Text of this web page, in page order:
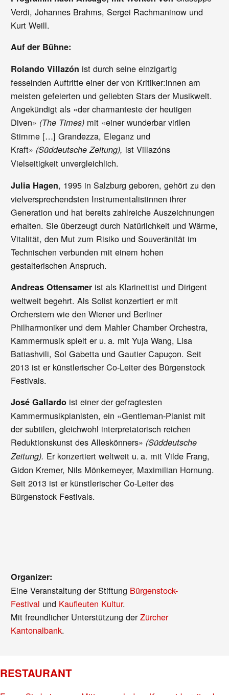
Verdi, Johannes Brahms, Sergei Rachmaninow und
Kurt Weill.
Auf der Bühne:
Rolando Villazón ist durch seine einzigartig
fesselnden Auftritte einer der von Kritiker:innen am
meisten gefeierten und geliebten Stars der Musikwelt.
Angekündigt als «der charmanteste der heutigen
Diven» (The Times) mit «einer wunderbar virilen
Stimme […] Grandezza, Eleganz und
Kraft» (Süddeutsche Zeitung), ist Villazóns
Vielseitigkeit unvergleichlich.
Julia Hagen, 1995 in Salzburg geboren, gehört zu den
vielversprechendsten Instrumentalistinnen ihrer
Generation und hat bereits zahlreiche Auszeichnungen
erhalten. Sie überzeugt durch Natürlichkeit und Wärme,
Vitalität, den Mut zum Risiko und Souveränität im
Technischen verbunden mit einem hohen
gestalterischen Anspruch.
Andreas Ottensamer ist als Klarinettist und Dirigent
weltweit begehrt. Als Solist konzertiert er mit
Orcherstern wie den Wiener und Berliner
Philharmoniker und dem Mahler Chamber Orchestra,
Kammermusik spielt er u. a. mit Yuja Wang, Lisa
Batiashvili, Sol Gabetta und Gautier Capuçon. Seit
2013 ist er künstlerischer Co-Leiter des Bürgenstock
Festivals.
José Gallardo ist einer der gefragtesten
Kammermusikpianisten, ein «Gentleman-Pianist mit
der subtilen, gleichwohl interpretatorisch reichen
Reduktionskunst des Alleskönners» (Süddeutsche
Zeitung). Er konzertiert weltweit u. a. mit Vilde Frang,
Gidon Kremer, Nils Mönkemeyer, Maximilian Hornung.
Seit 2013 ist er künstlerischer Co-Leiter des
Bürgenstock Festivals.
Organizer:
Eine Veranstaltung der Stiftung Bürgenstock-
Festival und Kaufleuten Kultur.
Mit freundlicher Unterstützung derZürcher
Kantonalbank.
RESTAURANT